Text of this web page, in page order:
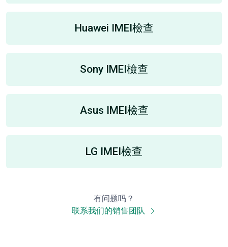
Huawei IMEI檢查
Sony IMEI檢查
Asus IMEI檢查
LG IMEI檢查
有问题吗？
联系我们的销售团队